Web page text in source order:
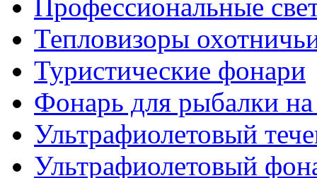
Профессиональные
Тепловизоры
Туристические фонари
Фонарь для рыбалки на
Ультрафиолетовый
Ультрафиолетовый